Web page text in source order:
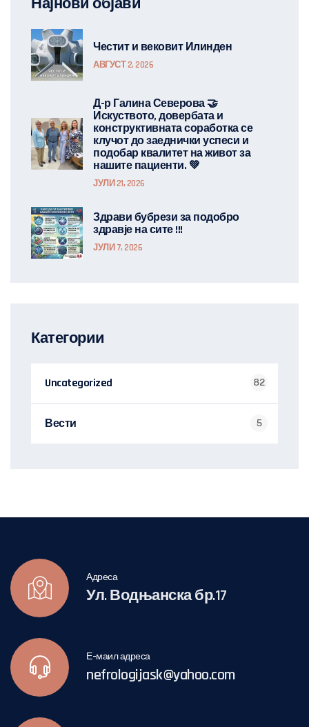
Честит и вековит Илинден
АВГУСТ 2, 2026
Д-р Галина Северова 🤝
Искуството, довербата и
конструктивната соработка се
клучот до заеднички успеси и
подобар квалитет на живот за
нашите пациенти. 💚
ЈУЛИ 21, 2026
Здрави бубрези за подобро
здравје на сите !!!
ЈУЛИ 7, 2026
Категории
Uncategorized 82
Вести 5
Адреса
Ул. Водњанска бр.17
Е-маил адреса
nefrologijask@yahoo.com